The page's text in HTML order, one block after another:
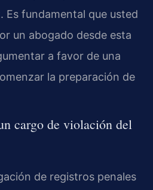
Es fundamental que usted
un abogado desde esta
a favor de una
la preparación de
cargo de violación del
de registros penales